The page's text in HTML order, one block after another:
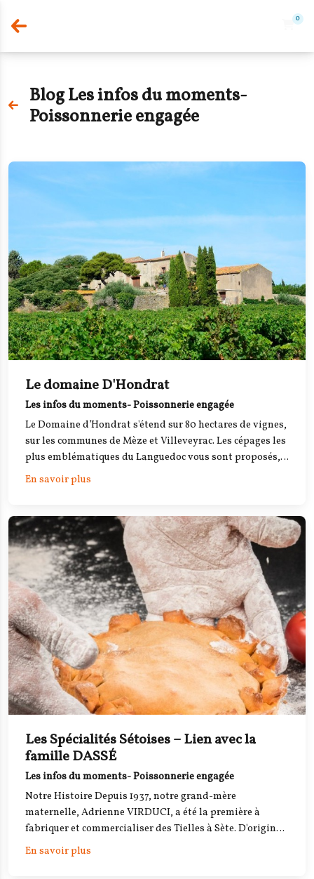
0
Blog Les infos du moments-
Poissonnerie engagée
Le domaine D'Hondrat
Les infos du moments- Poissonnerie engagée
Le Domaine d’Hondrat s'étend sur 80 hectares de vignes,
sur les communes de Mèze et Villeveyrac. Les cépages les
plus emblématiques du Languedoc vous sont proposés,
mais aussi des cépages plus atypiques pour la région.
En savoir plus
Les Spécialités Sétoises – Lien avec la
famille DASSÉ
Les infos du moments- Poissonnerie engagée
Notre Histoire Depuis 1937, notre grand-mère
maternelle, Adrienne VIRDUCI, a été la première à
fabriquer et commercialiser des Tielles à Sète. D'origine
italienne, la recette de la Tielle a été transmise au sein
de la famille Dassé sur trois générations, devenant ainsi
En savoir plus